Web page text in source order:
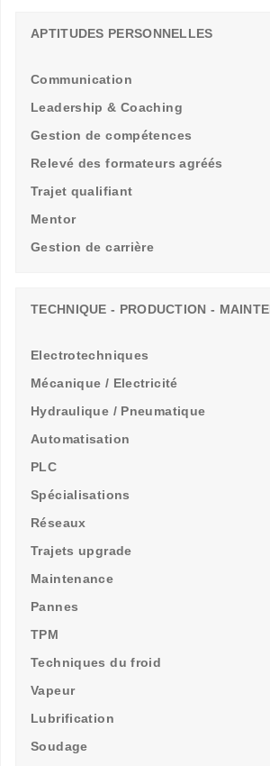
APTITUDES PERSONNELLES
Communication
Leadership & Coaching
Gestion de compétences
Relevé des formateurs agréés
Trajet qualifiant
Mentor
Gestion de carrière
TECHNIQUE - PRODUCTION -
Electrotechniques
Mécanique / Electricité
Hydraulique / Pneumatique
Automatisation
PLC
Spécialisations
Réseaux
Trajets upgrade
Maintenance
Pannes
TPM
Techniques du froid
Vapeur
Lubrification
Soudage